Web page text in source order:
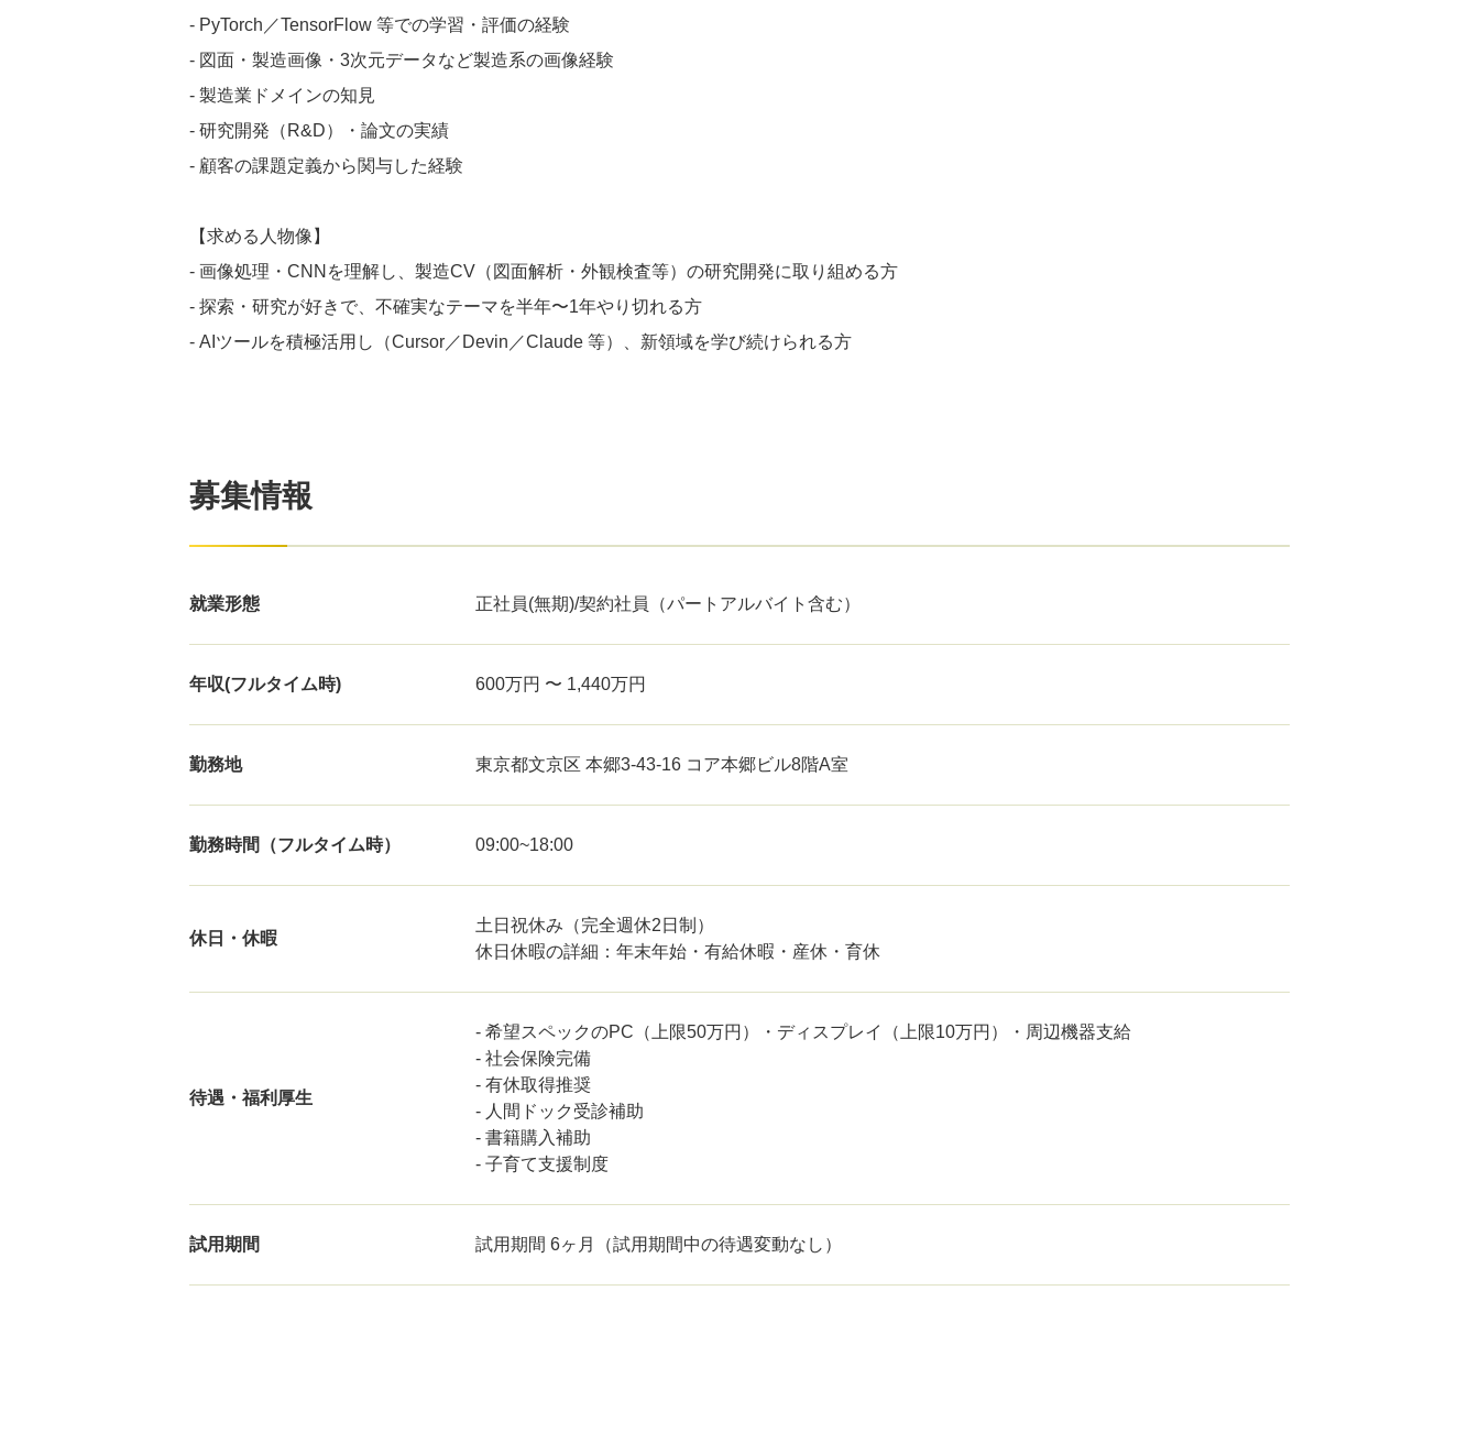
- PyTorch／TensorFlow 等での学習・評価の経験
- 図面・製造画像・3次元データなど製造系の画像経験
- 製造業ドメインの知見
- 研究開発（R&D）・論文の実績
- 顧客の課題定義から関与した経験
【求める人物像】
- 画像処理・CNNを理解し、製造CV（図面解析・外観検査等）の研究開発に取り組める方
- 探索・研究が好きで、不確実なテーマを半年〜1年やり切れる方
- AIツールを積極活用し（Cursor／Devin／Claude 等）、新領域を学び続けられる方
募集情報
就業形態 正社員(無期)/契約社員（パートアルバイト含む）
年収(フルタイム時) 600万円 〜 1,440万円
勤務地 東京都文京区 本郷3-43-16 コア本郷ビル8階A室
勤務時間（フルタイム時） 09:00~18:00
休日・休暇
土日祝休み（完全週休2日制）
休日休暇の詳細：年末年始・有給休暇・産休・育休
待遇・福利厚生
- 希望スペックのPC（上限50万円）・ディスプレイ（上限10万円）・周辺機器支給
- 社会保険完備
- 有休取得推奨
- 人間ドック受診補助
- 書籍購入補助
- 子育て支援制度
試用期間 試用期間 6ヶ月（試用期間中の待遇変動なし）